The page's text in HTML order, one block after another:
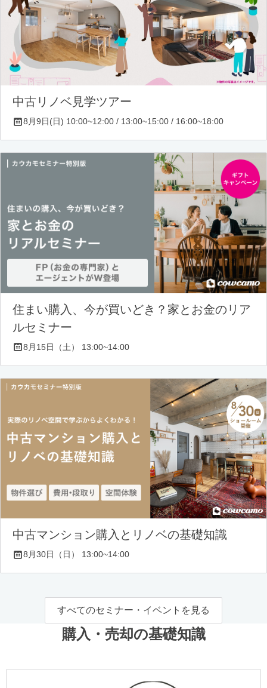
中古リノベ見学ツアー
8月9日(日) 10:00~12:00 / 13:00~15:00 / 16:00~18:00
住まい購入、今が買いどき？家とお金のリア
ルセミナー
8月15日（土） 13:00~14:00
中古マンション購入とリノベの基礎知識
8月30日（日） 13:00~14:00
すべてのセミナー・イベントを見る
購入・売却の基礎知識